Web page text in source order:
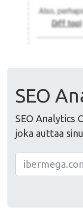
SEO
SEO Analytics
joka auttaa